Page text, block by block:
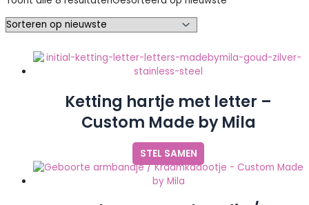
Ketting hartje met letter –
Custom Made by Mila
STEL SAMEN